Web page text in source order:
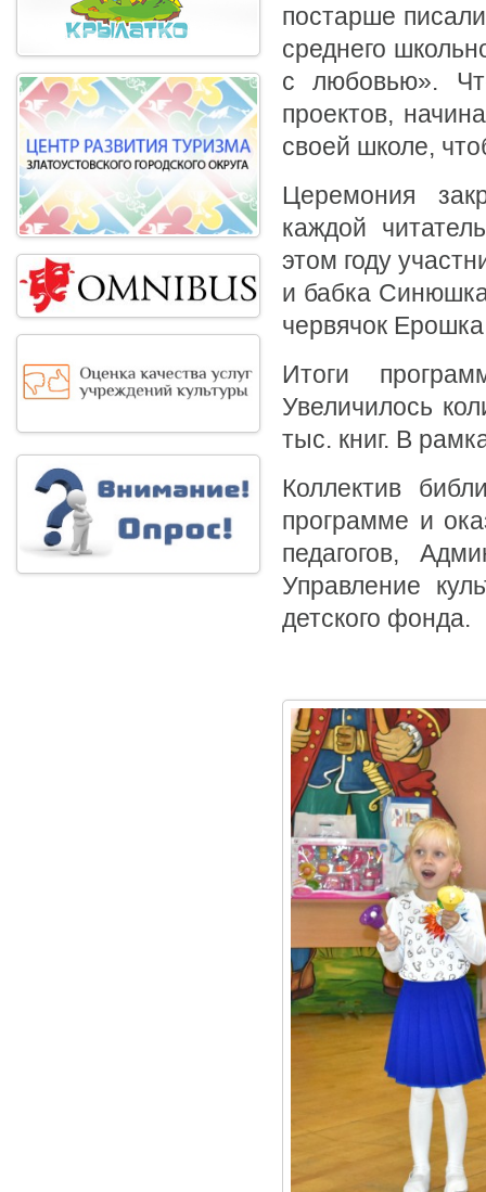
постарше
среднего
с любовью».
проектов,
своей школе,
Церемония
каждой
этом году
и бабка
червячок
Итоги
Увеличилось
тыс. книг. В
Коллектив
программе и
педагогов,
Управление
детского фонда.